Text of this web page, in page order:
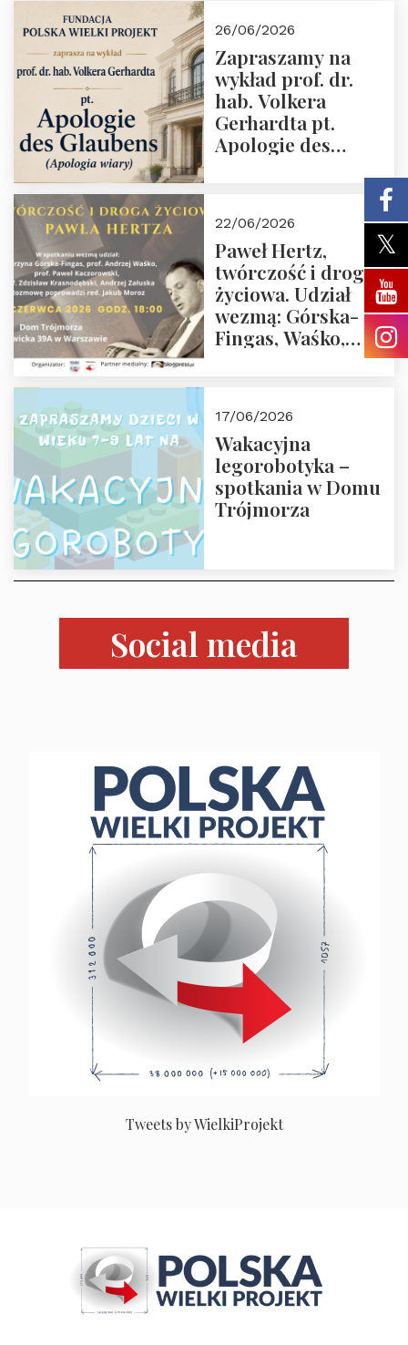
przez Fundację
Polska Wielki
Projekt
26/06/2026
Zapraszamy na
wykład prof. dr.
hab. Volkera
Gerhardta pt.
Apologie des
02.07.2026 r. godz.
18:00.
22/06/2026
Paweł Hertz,
twórczość i droga
życiowa. Udział
wezmą: Górska-
Fingas, Waśko,
czerwca 2026 r.
godz. 18:00 w Domu
Trójmorza.
Zapraszamy!
17/06/2026
Wakacyjna
legorobotyka –
spotkania w Domu
Trójmorza
Social media
Tweets by WielkiProjekt